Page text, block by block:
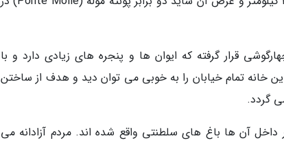
قرار گرفته که ایوان ها و پنجره های زیادی دارد و با
خانه تمام خیابان را به خوبی می توان دید و هدف از ساختن
گردد.
داخل آن ها باغ های سلطنتی واقع شده اند. مردم آزادانه می